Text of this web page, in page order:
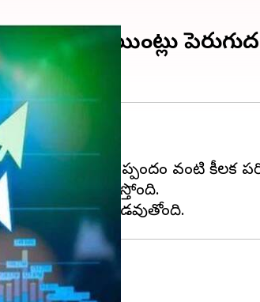
1800 పాయింట్లు
విరమణ ఒప్పందం వంటి
స్పష్టంగా కనిపిస్తోంది.